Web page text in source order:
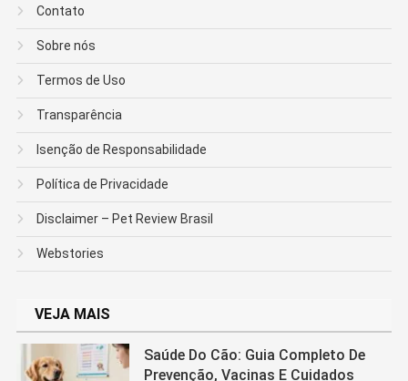
Contato
Sobre nós
Termos de Uso
Transparência
Isenção de Responsabilidade
Política de Privacidade
Disclaimer – Pet Review Brasil
Webstories
VEJA MAIS
Saúde Do Cão: Guia Completo De
Prevenção, Vacinas E Cuidados